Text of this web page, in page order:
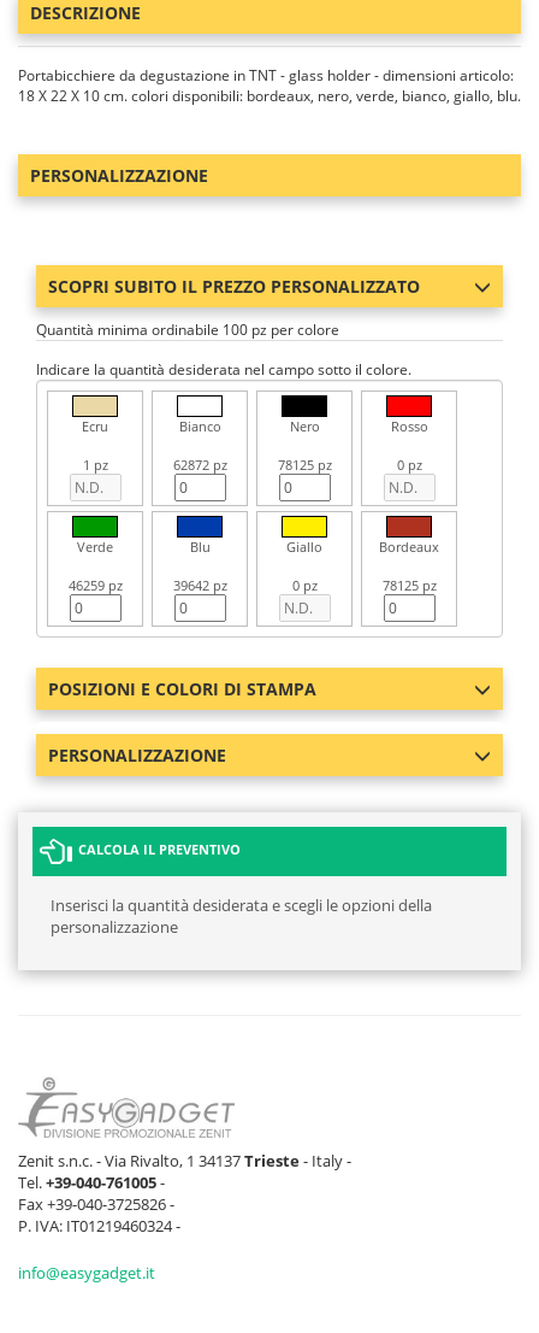
DESCRIZIONE
Portabicchiere da degustazione in TNT - glass holder - dimensioni articolo:
18 X 22 X 10 cm. colori disponibili: bordeaux, nero, verde, bianco, giallo, blu.
PERSONALIZZAZIONE
SCOPRI SUBITO IL PREZZO PERSONALIZZATO
Quantità minima ordinabile 100 pz per colore
Indicare la quantità desiderata nel campo sotto il colore.
Ecru
1 pz
Bianco
62872 pz
Nero
78125 pz
Rosso
0 pz
Verde
46259 pz
Blu
39642 pz
Giallo
0 pz
Bordeaux
78125 pz
POSIZIONI E COLORI DI STAMPA
PERSONALIZZAZIONE
CALCOLA IL PREVENTIVO
Inserisci la quantità desiderata e scegli le opzioni della
personalizzazione
Zenit s.n.c. - Via Rivalto, 1 34137Trieste- Italy -
Tel.+39-040-761005-
Fax +39-040-3725826 -
P. IVA: IT01219460324 -
info@easygadget.it